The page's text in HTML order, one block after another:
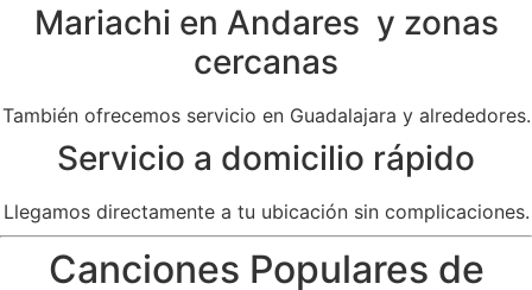
Mariachi en Andares y zonas
cercanas
También ofrecemos servicio en Guadalajara y alrededores.
Servicio a domicilio rápido
Llegamos directamente a tu ubicación sin complicaciones.
Canciones Populares de